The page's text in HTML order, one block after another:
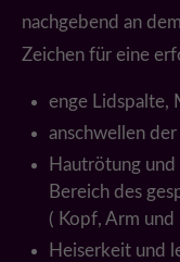
nachgebend an
Zeichen für eine
enge Lidspalte,
anschwellen
Hautrötung
Bereich des
( Kopf, Arm und
Heiserkeit und